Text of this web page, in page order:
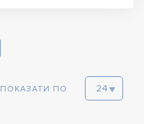
ПОКАЗАТИ ПО